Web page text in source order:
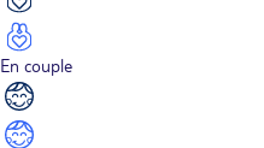
En couple